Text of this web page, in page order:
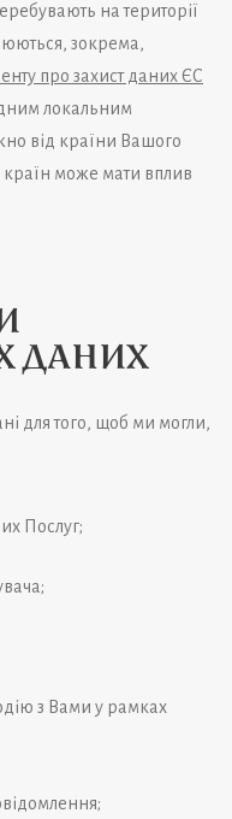
на території
зокрема,
про захист даних ЄС
локальним
від країни Вашого
може мати вплив
ДАНИХ
для того, щоб ми могли,
Послуг;
з Вами у рамках